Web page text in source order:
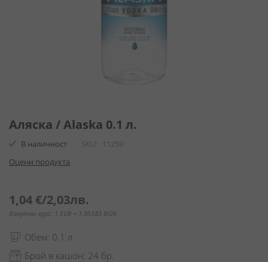
към
на
галерия
със
Аляска / Alaska 0.1 л.
В наличност SKU
11259
Оцени продукта
1,04 €/2,03лв.
Валутен курс: 1 EUR = 1.95583 BGN
Обем: 0.1 л.
Брой в кашон: 24 бр.